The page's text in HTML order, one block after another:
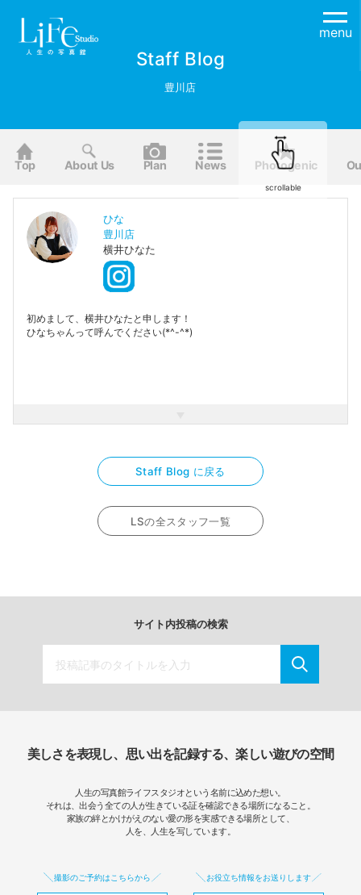
menu
Staff Blog
豊川店
Top About Us Plan News Photogenic
scrollable
ひな
豊川店
横井ひなた
初めまして、横井ひなたと申します！
ひなちゃんって呼んでください(*^-^*)
Staff Blog に戻る
LSの全スタッフ一覧
サイト内投稿の検索
美しさを表現し、思い出を記録する、楽しい遊びの空間
人生の写真館ライフスタジオという名前に込めた想い。
それは、出会う全ての人が生きている証を確認できる場所になること。
家族の絆とかけがえのない愛の形を実感できる場所として、
人を、人生を写しています。
撮影のご予約はこちらから お役立ち情報をお送りします